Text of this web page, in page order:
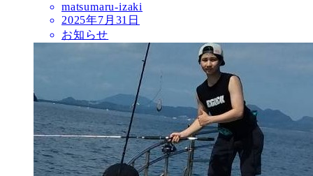
matsumaru-izaki
2025年7月31日
お知らせ